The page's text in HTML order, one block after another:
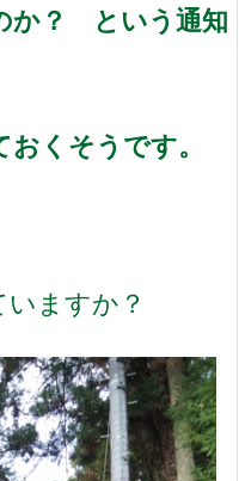
か？ という通知
くそうです。
ますか？